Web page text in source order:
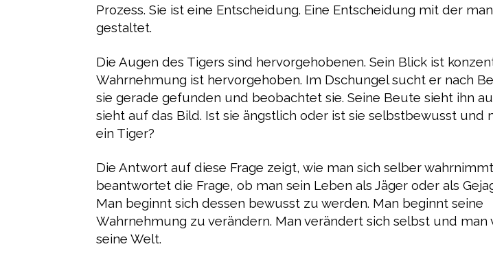
Prozess. Sie ist eine Entscheidung. Eine Entscheidung mit der
gestaltet.
Die Augen des Tigers sind hervorgehobenen. Sein Blick ist
Wahrnehmung ist hervorgehoben. Im Dschungel sucht er nach
sie gerade gefunden und beobachtet sie. Seine Beute sieht ihn
sieht auf das Bild. Ist sie ängstlich oder ist sie selbstbewusst und
ein Tiger?
Die Antwort auf diese Frage zeigt, wie man sich selber
beantwortet die Frage, ob man sein Leben als Jäger oder als
Man beginnt sich dessen bewusst zu werden. Man beginnt seine
Wahrnehmung zu verändern. Man verändert sich selbst und man
seine Welt.